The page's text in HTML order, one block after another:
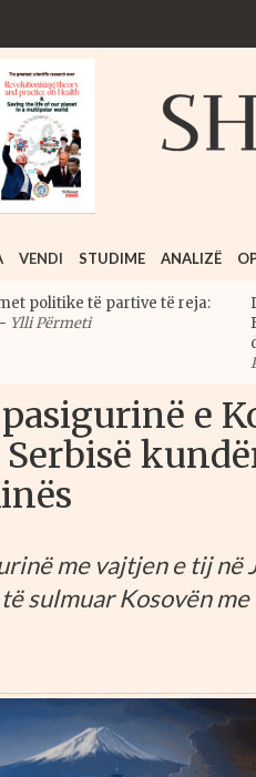
VENDI STUDIME ANALIZË
politike të partive të reja:
- Ylli Përmeti
e
me vajtjen e tij në
sulmuar Kosovën